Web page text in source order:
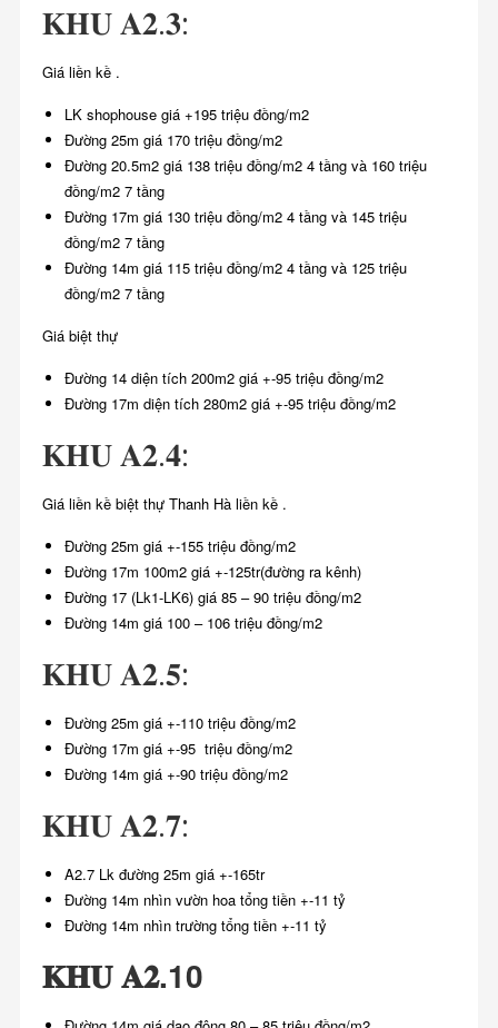
𝐊𝐇𝐔 𝐀𝟐.𝟑:
Giá liền kề .
LK shophouse giá +195 triệu đồng/m2
Đường 25m giá 170 triệu đồng/m2
Đường 20.5m2 giá 138 triệu đồng/m2 4 tầng và 160 triệu
đồng/m2 7 tầng
Đường 17m giá 130 triệu đồng/m2 4 tầng và 145 triệu
đồng/m2 7 tầng
Đường 14m giá 115 triệu đồng/m2 4 tầng và 125 triệu
đồng/m2 7 tầng
Giá biệt thự
Đường 14 diện tích 200m2 giá +-95 triệu đồng/m2
Đường 17m diện tích 280m2 giá +-95 triệu đồng/m2
𝐊𝐇𝐔 𝐀𝟐.𝟒:
Giá liền kề biệt thự Thanh Hà liền kề .
Đường 25m giá +-155 triệu đồng/m2
Đường 17m 100m2 giá +-125tr(đường ra kênh)
Đường 17 (Lk1-LK6) giá 85 – 90 triệu đồng/m2
Đường 14m giá 100 – 106 triệu đồng/m2
𝐊𝐇𝐔 𝐀𝟐.𝟓:
Đường 25m giá +-110 triệu đồng/m2
Đường 17m giá +-95 triệu đồng/m2
Đường 14m giá +-90 triệu đồng/m2
𝐊𝐇𝐔 𝐀𝟐.𝟕:
A2.7 Lk đường 25m giá +-165tr
Đường 14m nhìn vườn hoa tổng tiền +-11 tỷ
Đường 14m nhìn trường tổng tiền +-11 tỷ
𝐊𝐇𝐔 𝐀𝟐.10